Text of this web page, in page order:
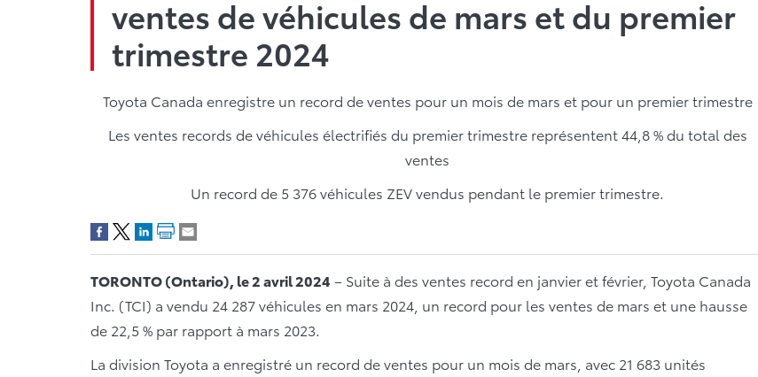
ventes de véhicules de mars et du premier
trimestre 2024
Toyota Canada enregistre un record de ventes pour un mois de mars et pour un premier trimestre
Les ventes records de véhicules électrifiés du premier trimestre représentent 44,8 % du total des
ventes
Un record de 5 376 véhicules ZEV vendus pendant le premier trimestre.
TORONTO (Ontario), le 2 avril 2024 – Suite à des ventes record en janvier et février, Toyota Canada
Inc. (TCI) a vendu 24 287 véhicules en mars 2024, un record pour les ventes de mars et une hausse
de 22,5 % par rapport à mars 2023.
La division Toyota a enregistré un record de ventes pour un mois de mars, avec 21 683 unités